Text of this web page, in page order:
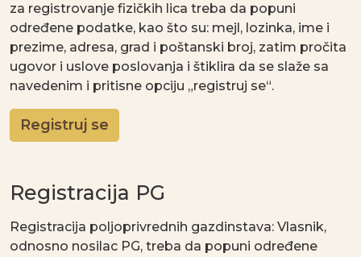
za registrovanje fizičkih lica treba da popuni
određene podatke, kao što su: mejl, lozinka, ime i
prezime, adresa, grad i poštanski broj, zatim pročita
ugovor i uslove poslovanja i štiklira da se slaže sa
navedenim i pritisne opciju „registruj se“.
Registruj se
Registracija PG
Registracija poljoprivrednih gazdinstava: Vlasnik,
odnosno nosilac PG, treba da popuni određene